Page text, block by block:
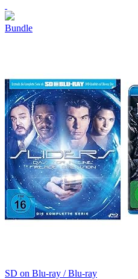
Bundle
SD on Blu-ray / Blu-ray